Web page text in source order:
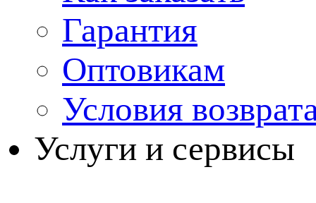
Гарантия
Оптовикам
Условия
Услуги и сервисы